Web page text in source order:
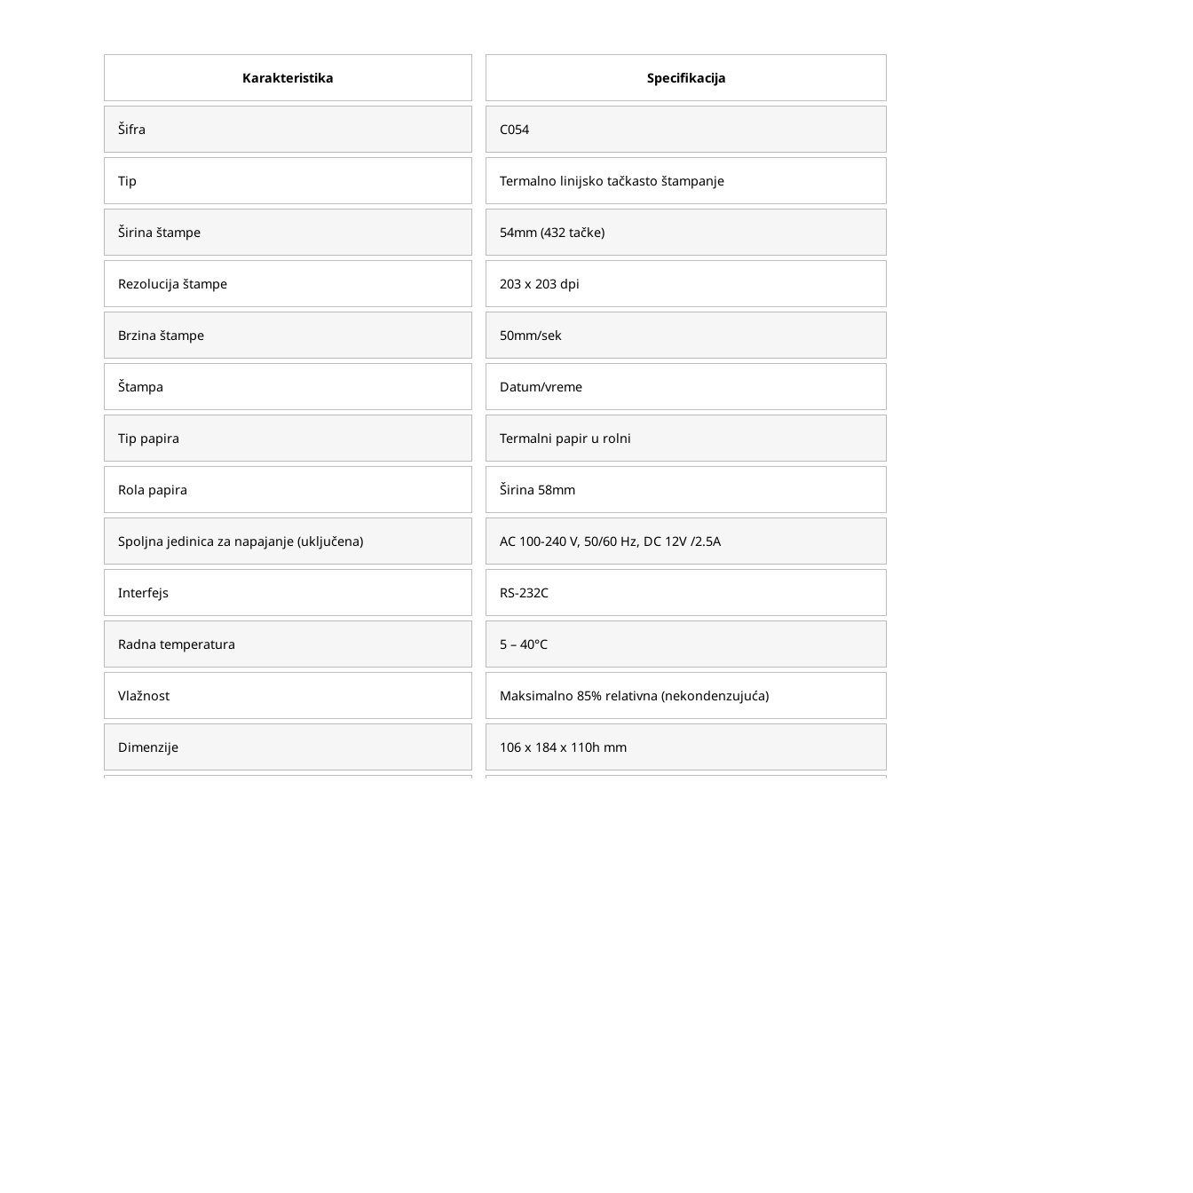
Karakteristika Specifikacija
Šifra C054
Tip Termalno linijsko tačkasto štampanje
Širina štampe 54mm (432 tačke)
Rezolucija štampe 203 x 203 dpi
Brzina štampe 50mm/sek
Štampa Datum/vreme
Tip papira Termalni papir u rolni
Rola papira Širina 58mm
Spoljna jedinica za napajanje (uključena) AC 100-240 V, 50/60 Hz, DC 12V /2.5A
Interfejs RS-232C
Radna temperatura 5 – 40°C
Vlažnost Maksimalno 85% relativna (nekondenzujuća)
Dimenzije 106 x 184 x 110h mm